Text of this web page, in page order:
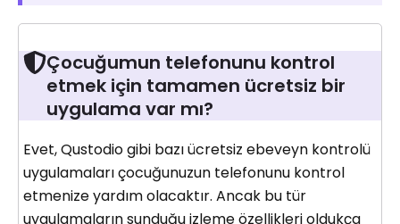
Çocuğumun telefonunu kontrol
etmek için tamamen ücretsiz bir
uygulama var mı?
Evet, Qustodio gibi bazı ücretsiz ebeveyn kontrolü
uygulamaları çocuğunuzun telefonunu kontrol
etmenize yardım olacaktır. Ancak bu tür
uygulamaların sunduğu izleme özellikleri oldukça